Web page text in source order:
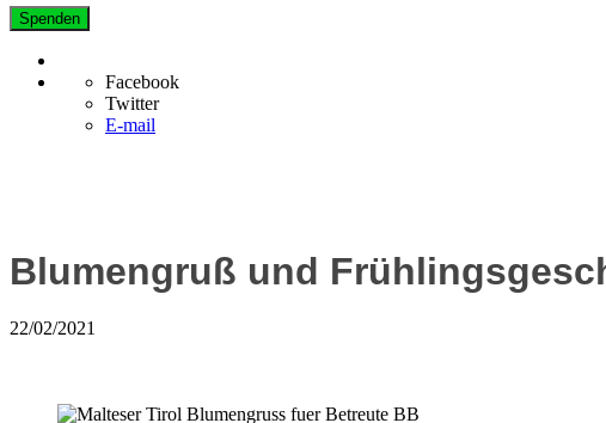
Spenden
Facebook
Twitter
E-mail
Blumengruß und
22/02/2021